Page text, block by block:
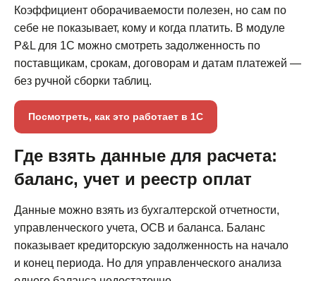
Коэффициент оборачиваемости полезен, но сам по
себе не показывает, кому и когда платить. В модуле
P&L для 1С можно смотреть задолженность по
поставщикам, срокам, договорам и датам платежей —
без ручной сборки таблиц.
Посмотреть, как это работает в 1С
Где взять данные для расчета:
баланс, учет и реестр оплат
Данные можно взять из бухгалтерской отчетности,
управленческого учета, ОСВ и баланса. Баланс
показывает кредиторскую задолженность на начало
и конец периода. Но для управленческого анализа